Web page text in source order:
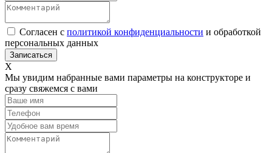
Согласен с политикой конфиденциальности и обработкой
персональных данных
Х
Мы увидим набранные вами параметры на конструкторе и
сразу свяжемся с вами